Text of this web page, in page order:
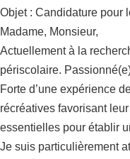
Objet : Candidature pour
Madame, Monsieur,
Actuellement à la
périscolaire.
Forte d’une expérience
récréatives favorisant
essentielles pour établir
Je suis particulièrement